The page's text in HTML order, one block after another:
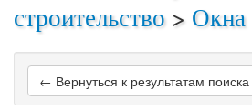
строительство > Окна
← Вернуться к результатам поиска